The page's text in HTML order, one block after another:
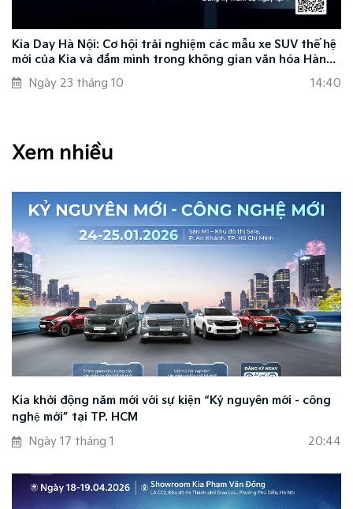
Xem nhiều
Kia khởi động năm mới với sự kiện “Kỷ nguyên mới - công
nghệ mới” tại TP. HCM
Ngày 17 tháng 1
20:44
Kia Day Hà Nội: Cơ hội trải nghiệm các mẫu xe SUV thế hệ
mới của Kia và đắm mình trong không gian văn hóa Hàn
Quốc
Ngày 23 tháng 10 14:40